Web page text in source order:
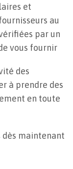
et
au
par un
vous fournir
des
à prendre des
en toute
dès maintenant